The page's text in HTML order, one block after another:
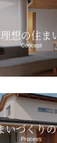
理想の住ま
Concept
いづくり
Process